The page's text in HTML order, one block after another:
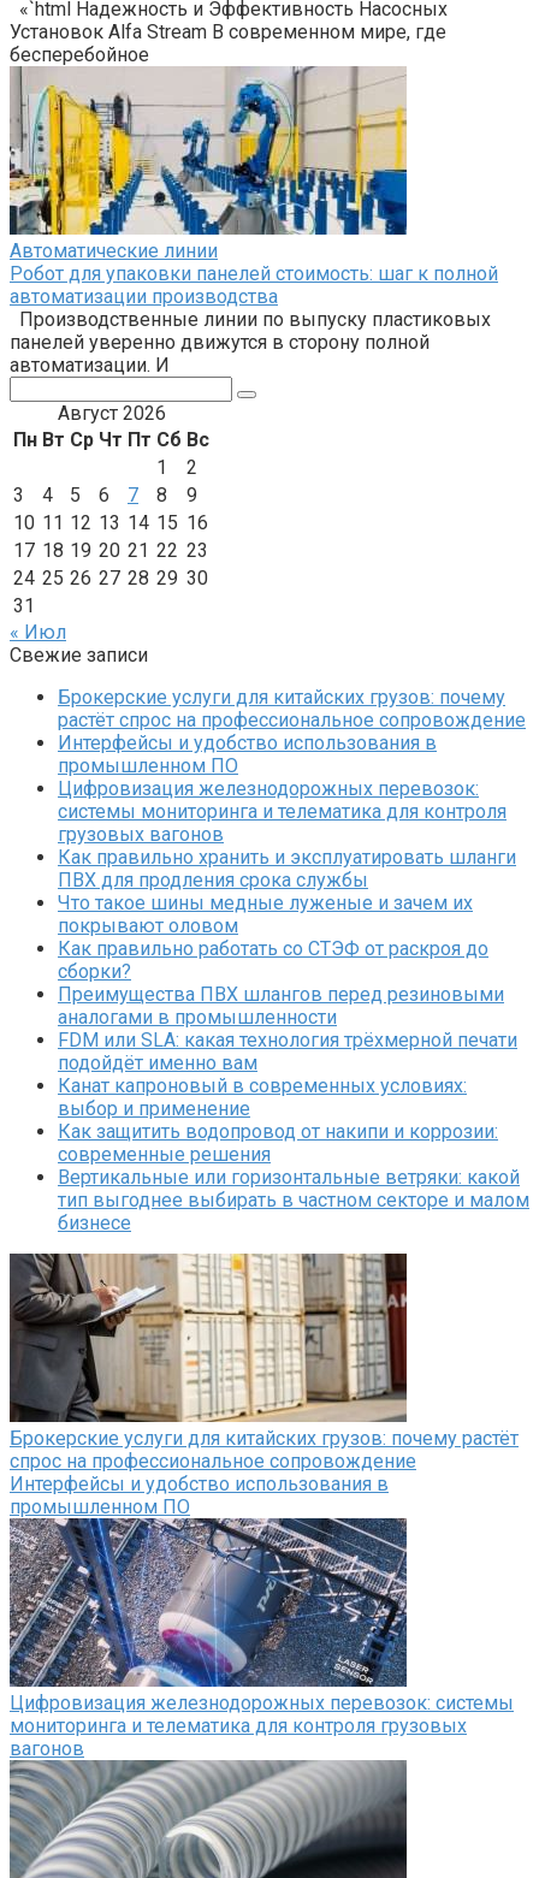
«`html Надежность и Эффективность Насосных
Установок Alfa Stream В современном мире, где
бесперебойное
Автоматические линии
Робот для упаковки панелей стоимость: шаг к полной
автоматизации производства
Производственные линии по выпуску пластиковых
панелей уверенно движутся в сторону полной
автоматизации. И
Август 2026
Пн Вт Ср Чт Пт Сб Вс
1
2
3
4 5 6 7 8
9
10 11 12 13 14 15 16
17 18 19 20 21 22 23
24 25 26 27 28 29 30
31
« Июл
Свежие записи
Брокерские услуги для китайских грузов: почему
растёт спрос на профессиональное сопровождение
Интерфейсы и удобство использования в
промышленном ПО
Цифровизация железнодорожных перевозок:
системы мониторинга и телематика для контроля
грузовых вагонов
Как правильно хранить и эксплуатировать шланги
ПВХ для продления срока службы
Что такое шины медные луженые и зачем их
покрывают оловом
Как правильно работать со СТЭФ от раскроя до
сборки?
Преимущества ПВХ шлангов перед резиновыми
аналогами в промышленности
FDM или SLA: какая технология трёхмерной печати
подойдёт именно вам
Канат капроновый в современных условиях:
выбор и применение
Как защитить водопровод от накипи и коррозии:
современные решения
Вертикальные или горизонтальные ветряки: какой
тип выгоднее выбирать в частном секторе и малом
бизнесе
Брокерские услуги для китайских грузов: почему растёт
спрос на профессиональное сопровождение
Интерфейсы и удобство использования в
промышленном ПО
Цифровизация железнодорожных перевозок: системы
мониторинга и телематика для контроля грузовых
вагонов